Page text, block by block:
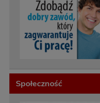
Społeczność